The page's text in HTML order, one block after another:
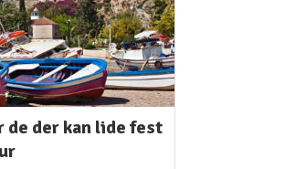
de der kan lide fest